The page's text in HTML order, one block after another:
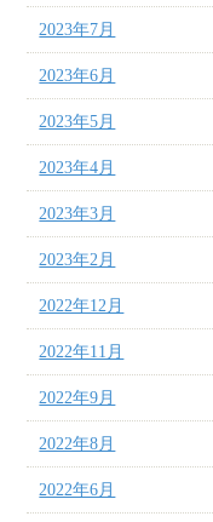
2023年7月
2023年6月
2023年5月
2023年4月
2023年3月
2023年2月
2022年12月
2022年11月
2022年9月
2022年8月
2022年6月